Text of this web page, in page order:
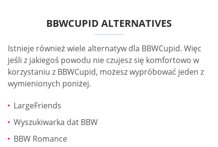
BBWCUPID ALTERNATIVES
Istnieje również wiele alternatyw dla BBWCupid. Więc
jeśli z jakiegoś powodu nie czujesz się komfortowo w
korzystaniu z BBWCupid, możesz wypróbować jeden z
wymienionych poniżej.
LargeFriends
Wyszukiwarka dat BBW
BBW Romance